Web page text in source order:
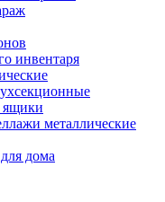
инвентаря
ящики
металлические
дома